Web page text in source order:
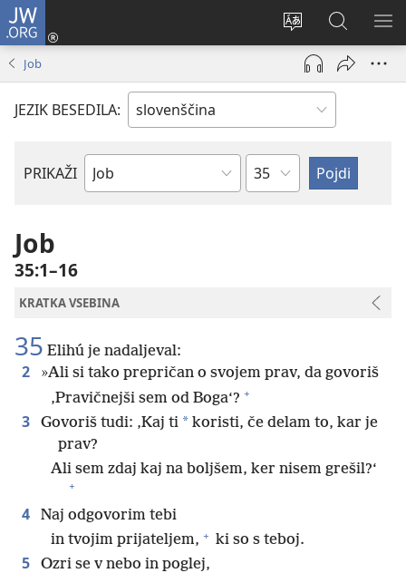
JW.ORG
Spremeni
jezik
spletnega
mesta
Prijava
(odpre
okno)
Iskanje
po
JW.ORG
Job
JEZIK BESEDILA:
PRIKAŽI
Po
Poglavje
Job
35:1–16
KRATKA VSEBINA
35 Elihú je nadaljeval:
2
»Ali si tako prepričan o svojem prav, da govoriš
‚Pravičnejši sem od Boga‘? +
3 Govoriš tudi: ‚Kaj ti * koristi, če delam to, kar je
prav?
Ali sem zdaj kaj na boljšem, ker nisem grešil?‘
+
4
Naj odgovorim tebi
in tvojim prijateljem, + ki so s teboj.
5
Ozri se v nebo in poglej,